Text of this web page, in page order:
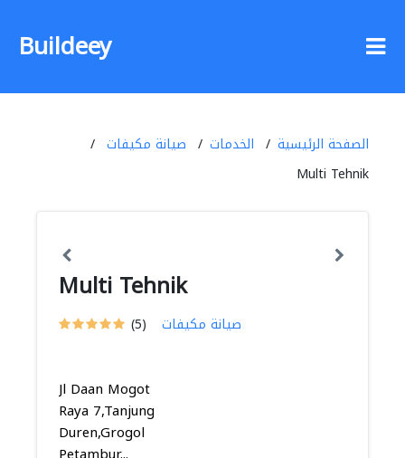
Buildeey
الصفحة الرئيسية الخدمات
صيانة مكيفات
Multi Tehnik
Multi Tehnik
(5) صيانة مكيفات
Jl Daan Mogot
Raya 7,Tanjung
Duren,Grogol